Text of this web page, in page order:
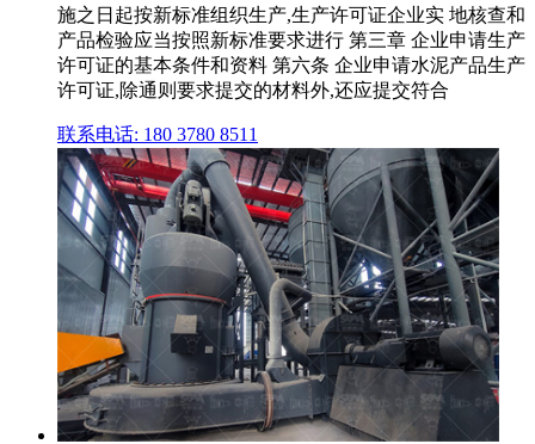
施之日起按新标准组织生产,生产许可证企业实 地核查和
产品检验应当按照新标准要求进行 第三章 企业申请生产
许可证的基本条件和资料 第六条 企业申请水泥产品生产
许可证,除通则要求提交的材料外,还应提交符合
联系电话: 180 3780 8511